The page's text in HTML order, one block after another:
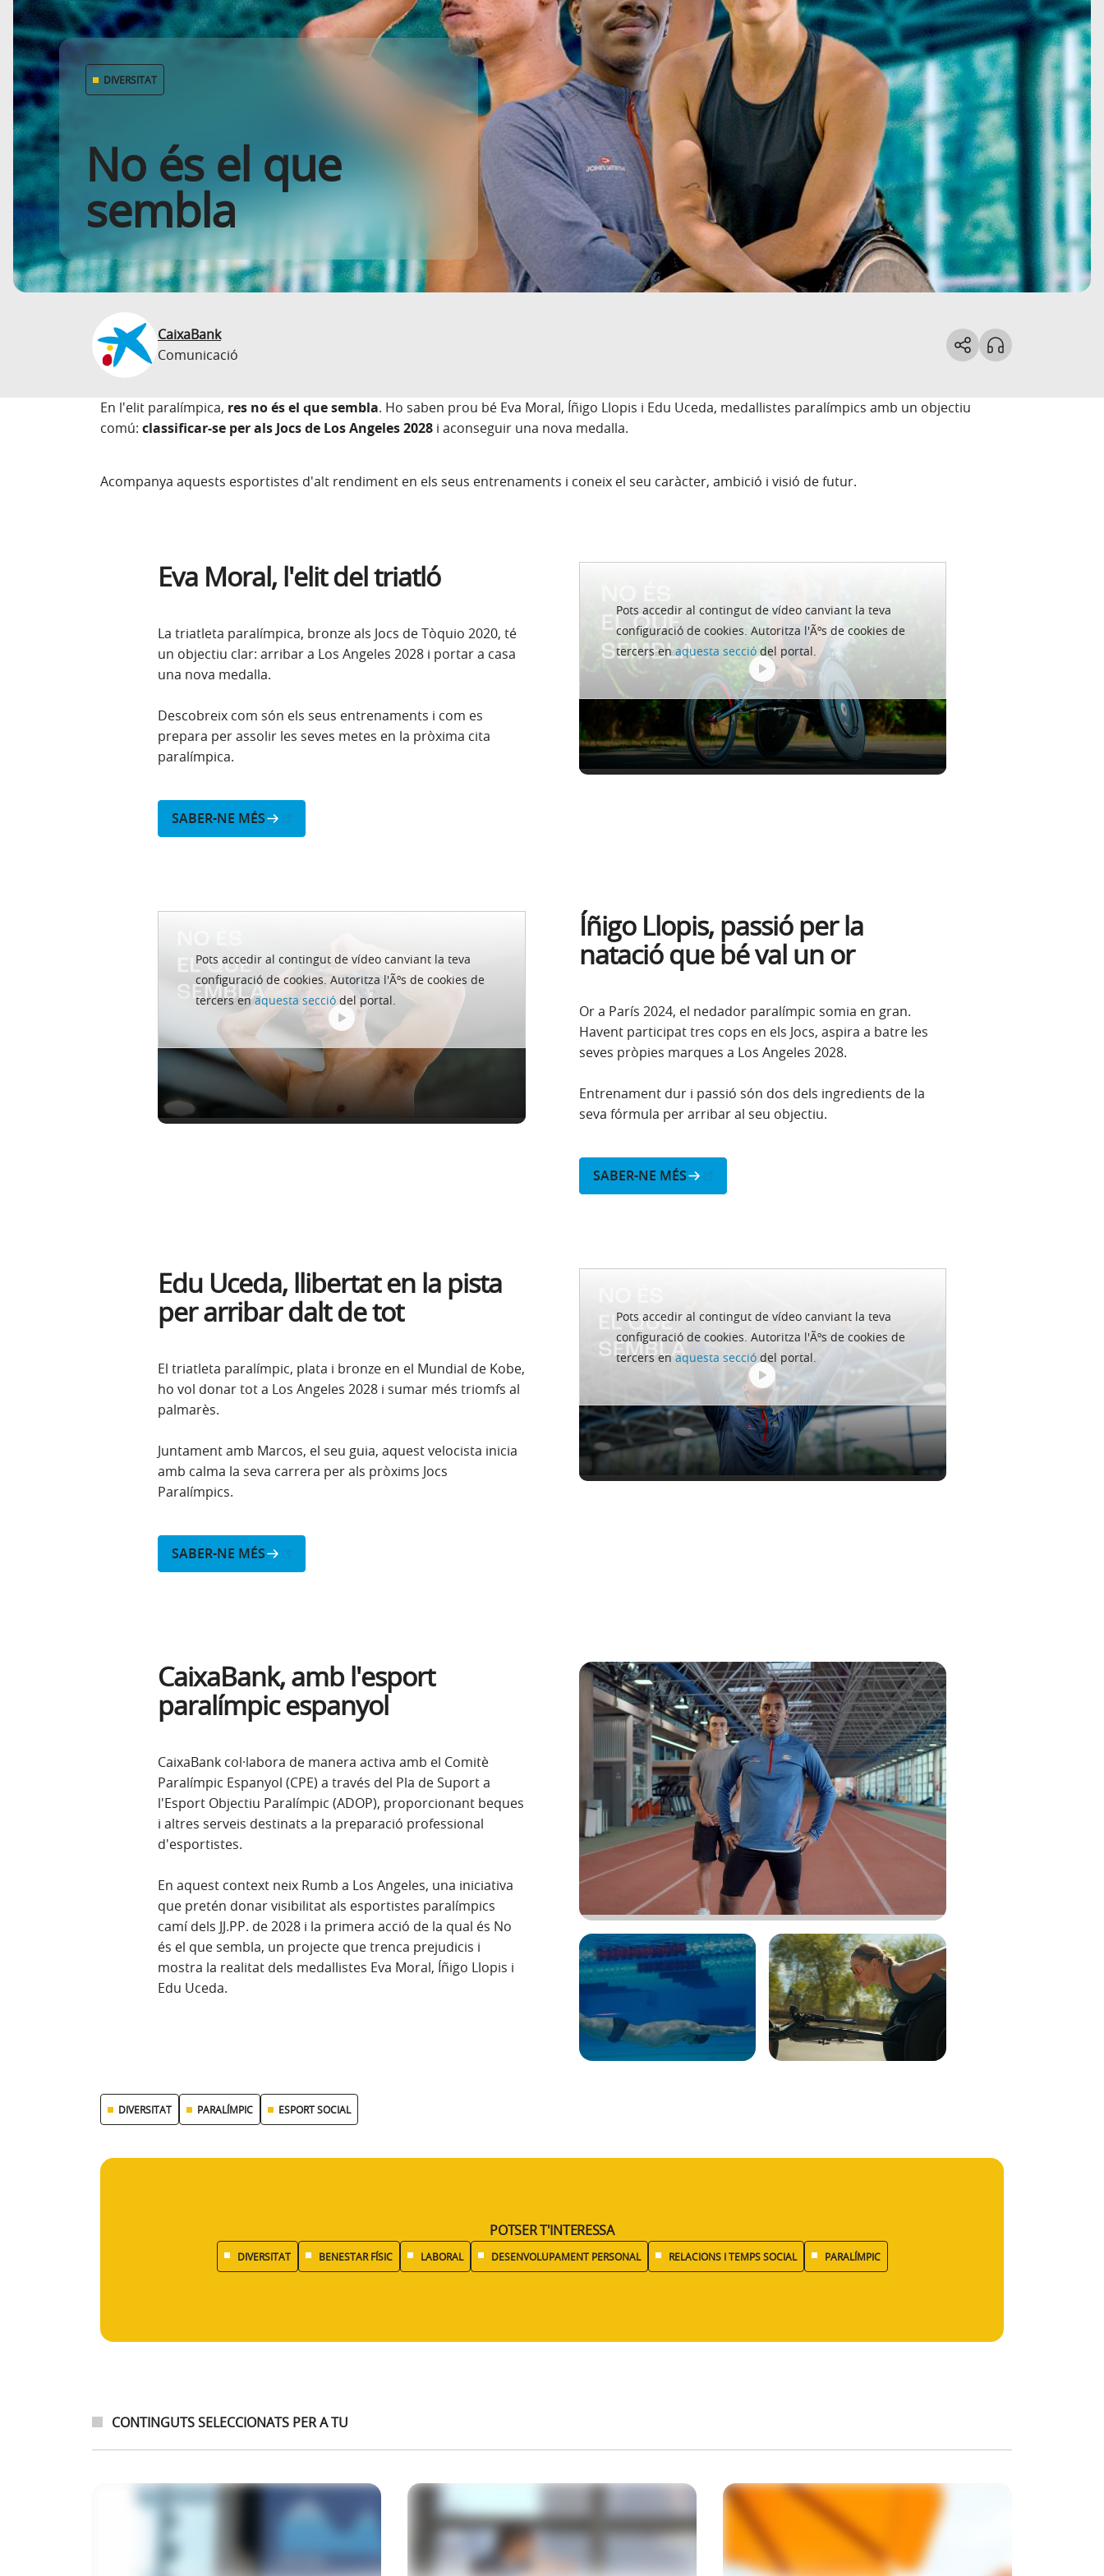
DIVERSITAT
No és el que
sembla
CaixaBank
Comunicació
En l'elit paralímpica, res no és el que sembla. Ho saben prou bé Eva Moral, Íñigo Llopis i Edu Uceda, medallistes paralímpics amb un objectiu
comú: classificar-se per als Jocs de Los Angeles 2028 i aconseguir una nova medalla.
Acompanya aquests esportistes d'alt rendiment en els seus entrenaments i coneix el seu caràcter, ambició i visió de futur.
Eva Moral, l'elit del triatló
La triatleta paralímpica, bronze als Jocs de Tòquio 2020, té
un objectiu clar: arribar a Los Angeles 2028 i portar a casa
una nova medalla.
Descobreix com són els seus entrenaments i com es
prepara per assolir les seves metes en la pròxima cita
paralímpica.
SABER-NE MÉS
(Obre en finestra nova)
Pots accedir al contingut de ví­deo canviant la teva
configuració de cookies. Autoritza l'Ãºs de cookies de
tercers enaquesta secció del portal.
Íñigo Llopis, passió per la
natació que bé val un or
Or a París 2024, el nedador paralímpic somia en gran.
Havent participat tres cops en els Jocs, aspira a batre les
seves pròpies marques a Los Angeles 2028.
Entrenament dur i passió són dos dels ingredients de la
seva fórmula per arribar al seu objectiu.
SABER-NE MÉS
(Obre en finestra nova)
Pots accedir al contingut de ví­deo canviant la teva
configuració de cookies. Autoritza l'Ãºs de cookies de
tercers enaquesta secciódel portal.
Edu Uceda, llibertat en la pista
per arribar dalt de tot
El triatleta paralímpic, plata i bronze en el Mundial de Kobe,
ho vol donar tot a Los Angeles 2028 i sumar més triomfs al
palmarès.
Juntament amb Marcos, el seu guia, aquest velocista inicia
amb calma la seva carrera per als pròxims Jocs
Paralímpics.
SABER-NE MÉS
(Obre en finestra nova)
Pots accedir al contingut de ví­deo canviant la teva
configuració de cookies. Autoritza l'Ãºs de cookies de
tercers enaquesta secció del portal.
CaixaBank, amb l'esport
paralímpic espanyol
CaixaBank col·labora de manera activa amb el Comitè
Paralímpic Espanyol (CPE) a través del Pla de Suport a
l'Esport Objectiu Paralímpic (ADOP), proporcionant beques
i altres serveis destinats a la preparació professional
d'esportistes.
En aquest context neix Rumb a Los Angeles, una iniciativa
que pretén donar visibilitat als esportistes paralímpics
camí dels JJ.PP. de 2028 i la primera acció de la qual és No
és el que sembla, un projecte que trenca prejudicis i
mostra la realitat dels medallistes Eva Moral, Íñigo Llopis i
Edu Uceda.
DIVERSITAT PARALÍMPIC ESPORT SOCIAL
POTSER T'INTERESSA
DIVERSITAT BENESTAR FÍSIC LABORAL DESENVOLUPAMENT PERSONAL RELACIONS I TEMPS SOCIAL PARALÍMPIC
CONTINGUTS SELECCIONATS PER A TU